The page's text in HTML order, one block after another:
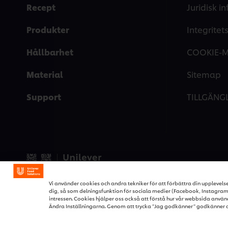
Recept
Produkter
Hållbarhet
Material
Support
Juridisk
COOKIE-
Sitemap
Vi använder cookies och andra tekniker för att förbättra din
dig, så som delningsfunktion för sociala medier (Facebook,
intressen. Cookies hjälper oss också att förstå hur vår webbsida
Ändra Inställningarna. Genom att trycka ”Jag godkänner” godkänner